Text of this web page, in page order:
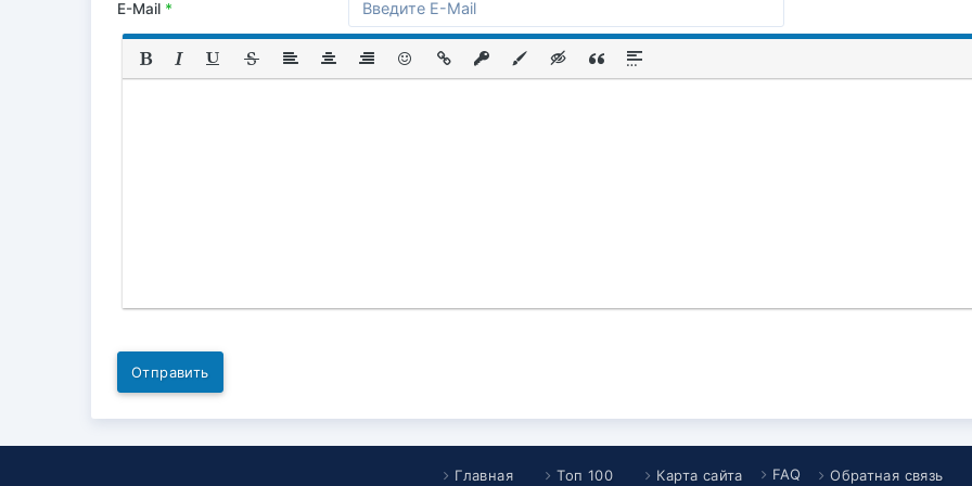
E-Mail *
Отправить
Главная Топ 100 Карта сайта FAQ Обратная связь